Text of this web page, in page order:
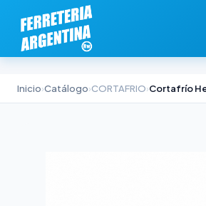
Inicio›Catálogo›CORTAFRIO›